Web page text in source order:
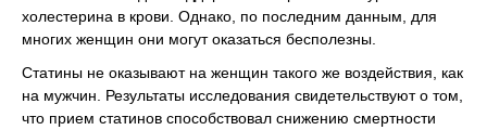
холестерина в крови. Однако, по последним данным, для
многих женщин они могут оказаться бесполезны.
Статины не оказывают на женщин такого же воздействия, как
на мужчин. Результаты исследования свидетельствуют о том,
что прием статинов способствовал снижению смертности